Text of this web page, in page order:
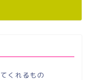
くれるもの